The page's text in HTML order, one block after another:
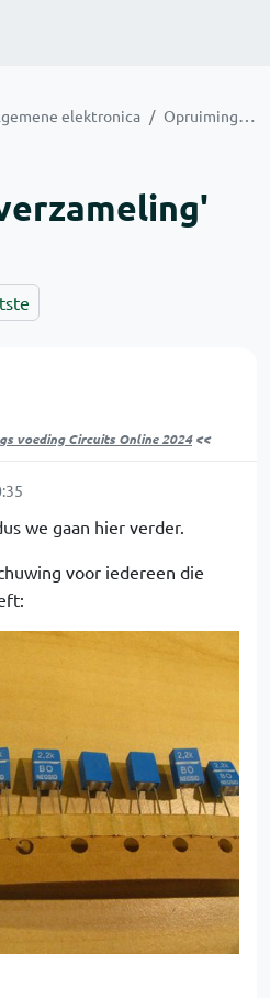
elektronica Opruiming elektronica'verzameling' Deel 2
voeding Circuits Online 2024<<
we gaan hier verder.
voor iedereen die